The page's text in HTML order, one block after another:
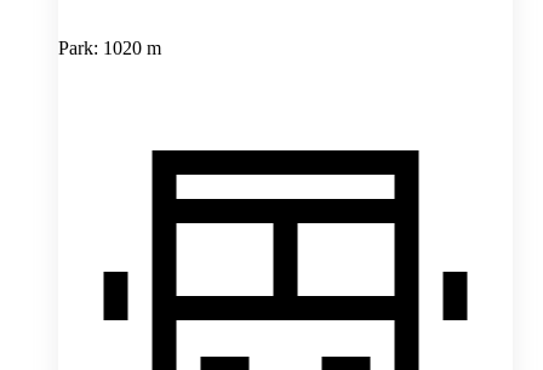
Park: 1020 m